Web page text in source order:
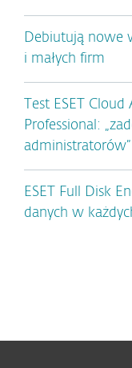
Debiutują nowe
i małych firm
Test ESET
Professional:
administratorów”
ESET Full Disk
danych w